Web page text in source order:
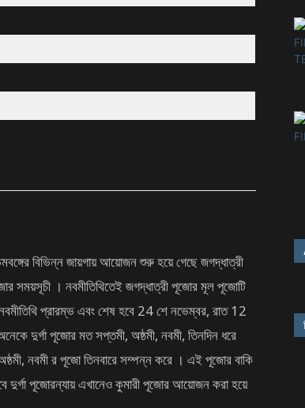
বিভিন্ন জায়গায় আয়োজন শুরু হয়ে গেছে জগদ্ধাত্রী
সময়সূচী । নবমীতিথিতেই জগদ্ধাত্রী পূজোর মূল পূজোটি
প্রারম্ভ এবং শেষ হবে 24 শে নভেম্বর, রাত 12
দুর্গা পূজোর মত সপ্তমী, অষ্ঠমী, নবমী, তিনদিন ধরে
নবমী র পূজো তিনবারে সম্পন্ন করে । এই পূজোর বাকি
পূজোরন্যায় এখানেও কুমারী পূজোর আয়োজন করা হয়ে